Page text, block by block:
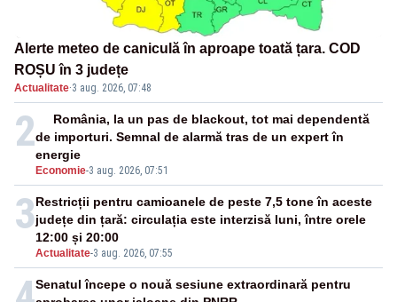
Alerte meteo de caniculă în aproape toată țara. COD
ROȘU în 3 județe
Actualitate·3 aug. 2026, 07:48
2
Economie-3 aug. 2026, 07:51
România, la un pas de blackout, tot mai dependentă
de importuri. Semnal de alarmă tras de un expert în
energie
3
Actualitate-3 aug. 2026, 07:55
Restricții pentru camioanele de peste 7,5 tone în aceste
județe din țară: circulația este interzisă luni, între orele
12:00 și 20:00
Senatul începe o nouă sesiune extraordinară pentru